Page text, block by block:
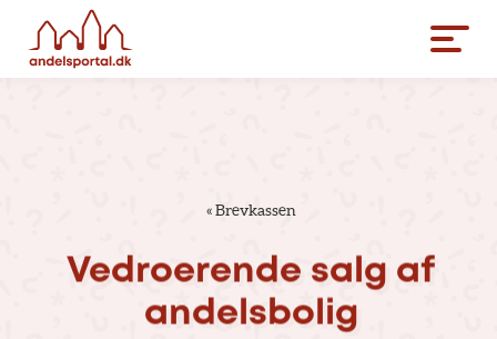
«Brevkassen
Vedroerende salg af
andelsbolig